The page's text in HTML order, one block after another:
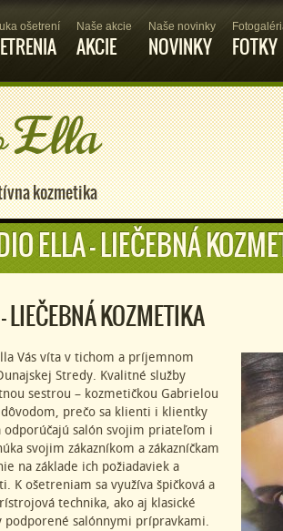
ošetrení Naše akcie
AKCIE
Naše novinky
NOVINKY FOTKY
Ella
kozmetika
ELLA – LIEČEBNÁ
LIEČEBNÁ KOZMETIKA
Vás víta v tichom a príjemnom
Stredy. Kvalitné služby
sestrou – kozmetičkou Gabrielou
dôvodom, prečo sa klienti i klientky
odporúčajú salón svojim priateľom i
svojim zákazníkom a zákazníčkam
na základe ich požiadaviek a
K ošetreniam sa využíva špičková a
technika, ako aj klasické
podporené salónnymi prípravkami.